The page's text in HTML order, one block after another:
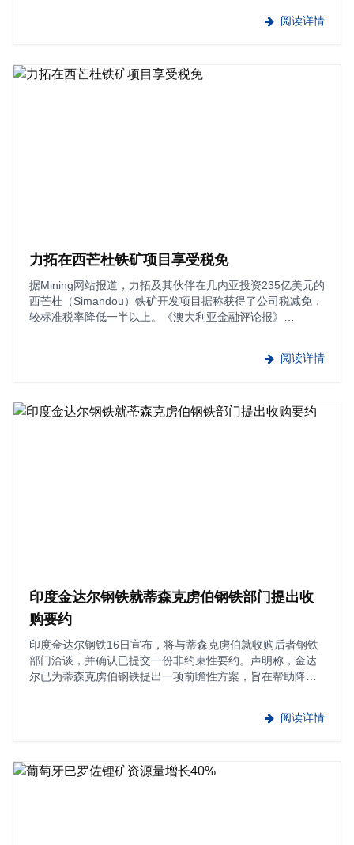
阅读详情
力拓在西芒杜铁矿项目享受税免
据Mining网站报道，力拓及其伙伴在几内亚投资235亿美元的
西芒杜（Simandou）铁矿开发项目据称获得了公司税减免，
较标准税率降低一半以上。《澳大利亚金融评论报》
阅读详情
印度金达尔钢铁就蒂森克虏伯钢铁部门提出收
购要约
印度金达尔钢铁16日宣布，将与蒂森克虏伯就收购后者钢铁
部门洽谈，并确认已提交一份非约束性要约。声明称，金达
尔已为蒂森克虏伯钢铁提出一项前瞻性方案，旨在帮助降低
阅读详情